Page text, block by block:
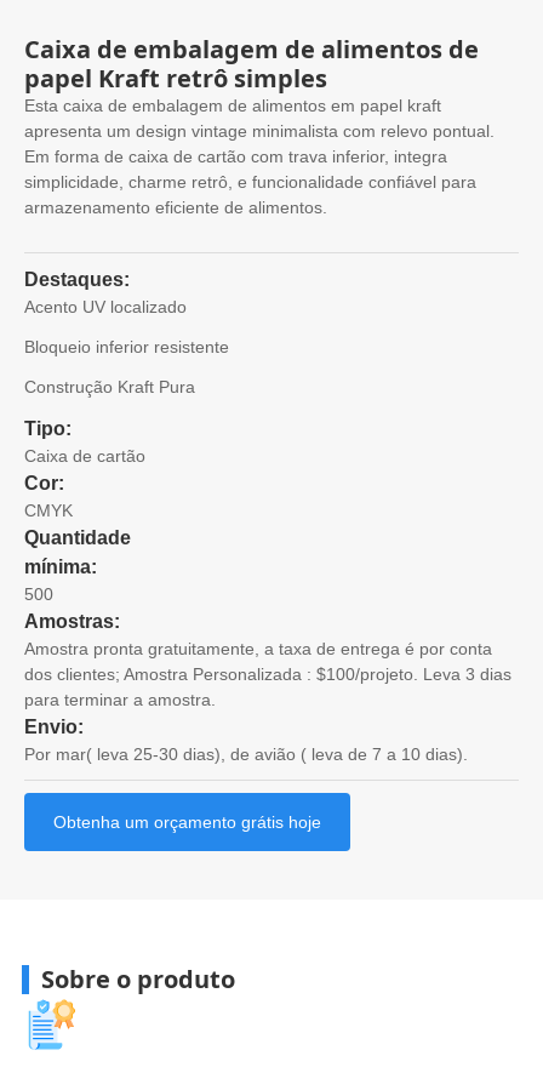
Caixa de embalagem de alimentos de
papel Kraft retrô simples
Esta caixa de embalagem de alimentos em papel kraft
apresenta um design vintage minimalista com relevo pontual.
Em forma de caixa de cartão com trava inferior, integra
simplicidade, charme retrô, e funcionalidade confiável para
armazenamento eficiente de alimentos.
Destaques:
Acento UV localizado
Bloqueio inferior resistente
Construção Kraft Pura
Tipo:
Caixa de cartão
Cor:
CMYK
Quantidade
mínima:
500
Amostras:
Amostra pronta gratuitamente, a taxa de entrega é por conta
dos clientes; Amostra Personalizada : $100/projeto. Leva 3 dias
para terminar a amostra.
Envio:
Por mar( leva 25-30 dias), de avião ( leva de 7 a 10 dias).
Obtenha um orçamento grátis hoje
Sobre o produto